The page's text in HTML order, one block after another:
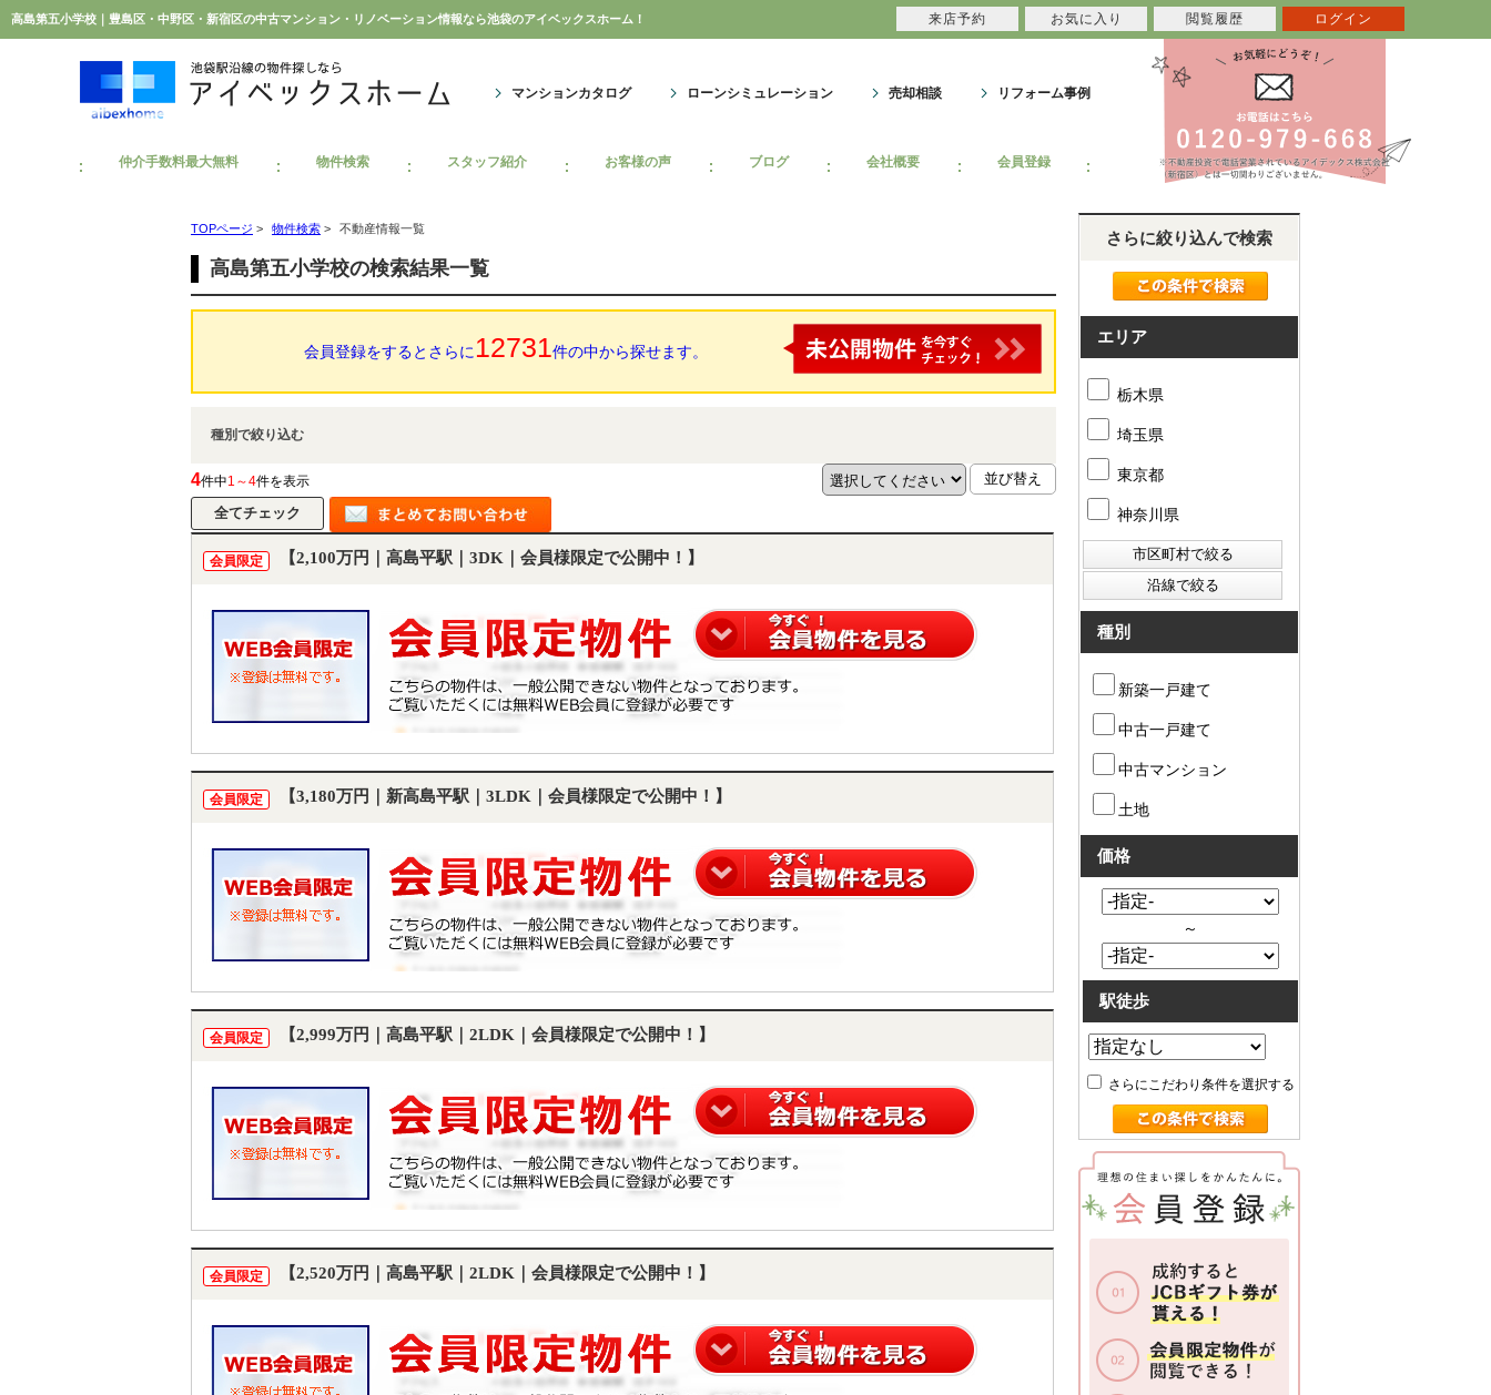
高島第五小学校｜豊島区・中野区・新宿区の中古マンション・リノベーション情報なら池袋のアイベックスホーム！
マンションカタログ ローンシミュレーション 売却相談 リフォーム事例
仲介手数料最大無料 物件検索 スタッフ紹介 お客様の声 ブログ 会社概要 会員登録
TOPページ > 物件検索 > 不動産情報一覧
高島第五小学校の検索結果一覧
会員登録をするとさらに 12731件の中から探せます。
種別で絞り込む
4件中1～4件を表示
会員限定 【2,100万円｜高島平駅｜3DK｜会員様限定で公開中！】
会員限定 【3,180万円｜新高島平駅｜3LDK｜会員様限定で公開中！】
会員限定 【2,999万円｜高島平駅｜2LDK｜会員様限定で公開中！】
会員限定 【2,520万円｜高島平駅｜2LDK｜会員様限定で公開中！】
さらに絞り込んで検索
エリア
栃木県
埼玉県
東京都
神奈川県
種別
新築一戸建て
中古一戸建て
中古マンション
土地
価格
～
駅徒歩
さらにこだわり条件を選択する
来店予約 お気に入り 閲覧履歴 ログイン